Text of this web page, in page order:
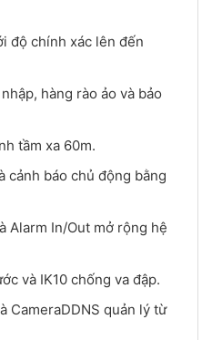
độ chính xác lên đến
hàng rào ảo và bảo
tầm xa 60m.
cảnh báo chủ động bằng
Alarm In/Out mở rộng hệ
và IK10 chống va đập.
CameraDDNS quản lý từ